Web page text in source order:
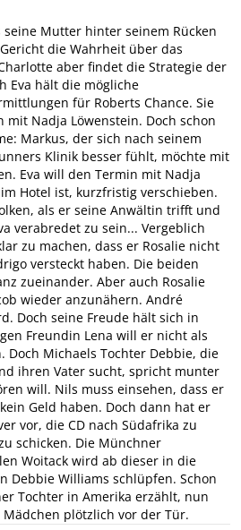
seine Mutter hinter seinem Rücken
die Wahrheit über das
aber findet die Strategie der
Eva hält die mögliche
für Roberts Chance. Sie
Nadja Löwenstein. Doch schon
Markus, der sich nach seinem
Klinik besser fühlt, möchte mit
Eva will den Termin mit Nadja
Hotel ist, kurzfristig verschieben.
als er seine Anwältin trifft und
verabredet zu sein... Vergeblich
zu machen, dass er Rosalie nicht
versteckt haben. Die beiden
zueinander. Aber auch Rosalie
wieder anzunähern. André
Doch seine Freude hält sich in
Freundin Lena will er nicht als
Doch Michaels Tochter Debbie, die
ihren Vater sucht, spricht munter
will. Nils muss einsehen, dass er
Geld haben. Doch dann hat er
vor, die CD nach Südafrika zu
schicken. Die Münchner
Woitack wird ab dieser in die
Debbie Williams schlüpfen. Schon
Tochter in Amerika erzählt, nun
plötzlich vor der Tür.